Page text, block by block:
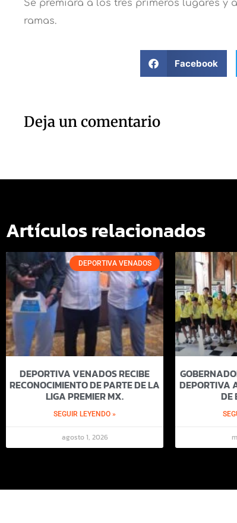
Se premiará a los tres primeros lugares y
ramas.
Facebook
Deja un comentario
Artículos relacionados
DEPORTIVA VENADOS
DEPORTIVA VENADOS RECIBE
RECONOCIMIENTO DE PARTE DE LA
LIGA PREMIER MX.
SEGUIR LEYENDO »
agosto 1, 2026
DEPORTIVA
DE